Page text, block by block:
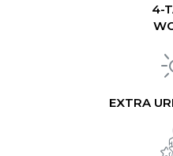
4-
EXTRA